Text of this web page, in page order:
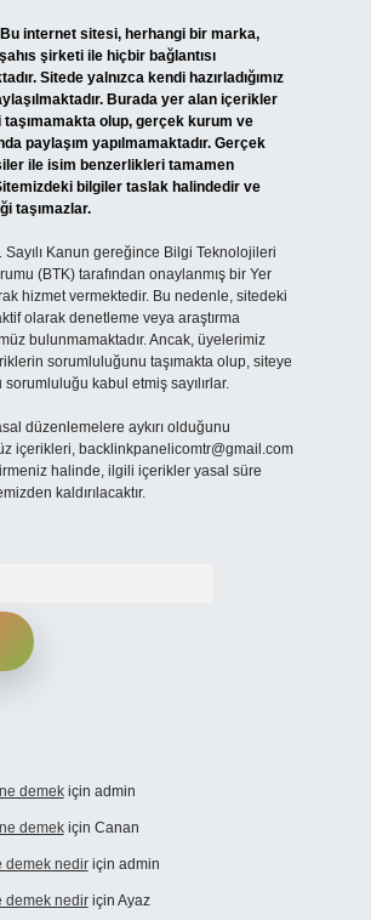
Bu internet sitesi, herhangi bir marka,
şirketi ile hiçbir bağlantısı
Sitede yalnızca kendi hazırladığımız
Burada yer alan içerikler
taşımamakta olup, gerçek kurum ve
paylaşım yapılmamaktadır. Gerçek
ile isim benzerlikleri tamamen
bilgiler taslak halindedir ve
taşımazlar.
Sayılı Kanun gereğince Bilgi Teknolojileri
(BTK) tarafından onaylanmış bir Yer
hizmet vermektedir. Bu nedenle, sitedeki
olarak denetleme veya araştırma
bulunmamaktadır. Ancak, üyelerimiz
sorumluluğunu taşımakta olup, siteye
kabul etmiş sayılırlar.
düzenlemelere aykırı olduğunu
içerikleri, backlinkpanelicomtr@gmail.com
halinde, ilgili içerikler yasal süre
kaldırılacaktır.
demekiçin admin
demekiçin Canan
demek nediriçin admin
demek nediriçin Ayaz